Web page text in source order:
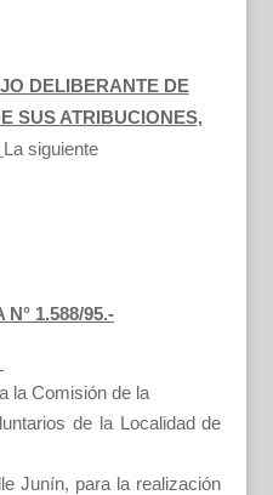
DELIBERANTE DE
SUS ATRIBUCIONES,
La siguiente
N° 1.588/95.-
la Comisión de la
de la Localidad de
Junín, para la realización